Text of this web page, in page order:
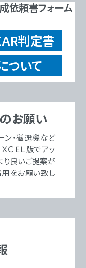
依頼書フォーム
判定書
ついて
お願い
ン・磁選機など
ＣＥＬ版でアッ
り良いご提案が
用をお願い致し